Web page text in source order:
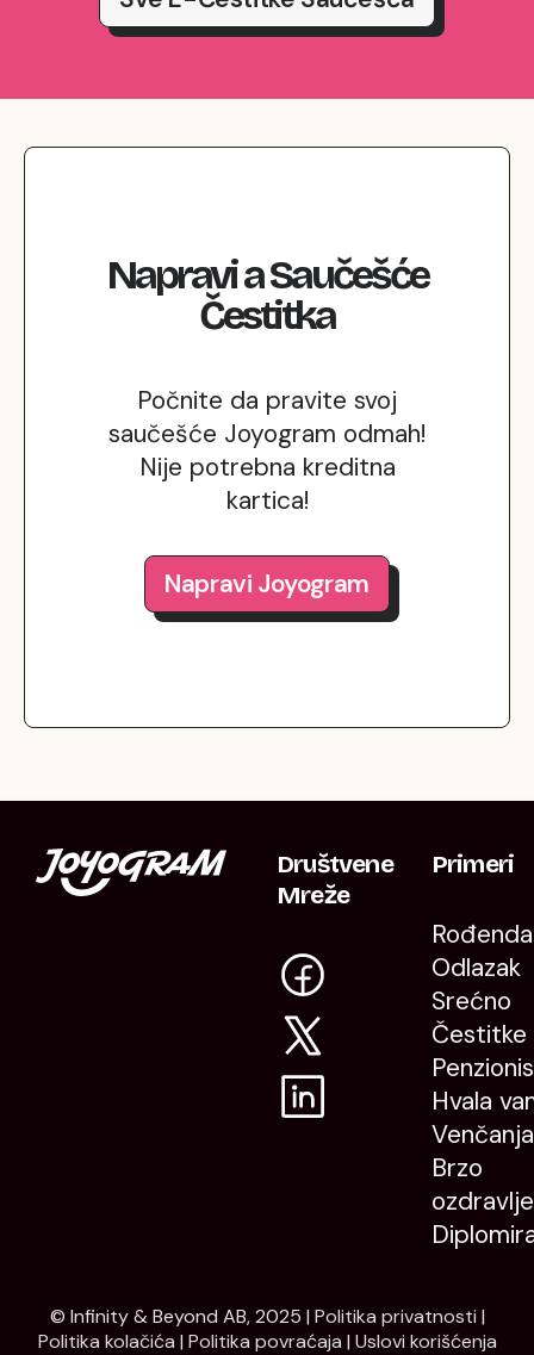
NapraviaSaučešće
Čestitka
Počnite da pravite svoj
saučešće Joyogram odmah!
Nije potrebna kreditna
kartica!
Napravi Joyogram
Društvene
Mreže
Primeri
Odlazak
Srećno
Čestitke
Hvala
Venčanja
Brzo
© Infinity & Beyond AB, 2025 | Politika privatnosti |
Politika kolačića | Politika povraćaja | Uslovi korišćenja